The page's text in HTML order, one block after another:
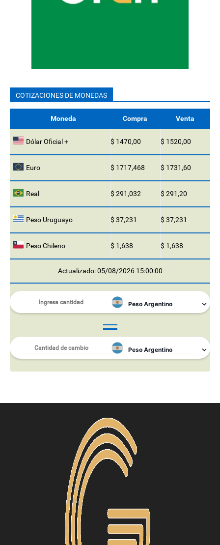
COTIZACIONES DE MONEDAS
Moneda Compra Venta
Dólar Oficial + $ 1470,00 $ 1520,00
Euro $ 1717,468 $ 1731,60
Real $ 291,032 $ 291,20
Peso Uruguayo $ 37,231 $ 37,231
Peso Chileno $ 1,638 $ 1,638
Actualizado: 05/08/2026 15:00:00